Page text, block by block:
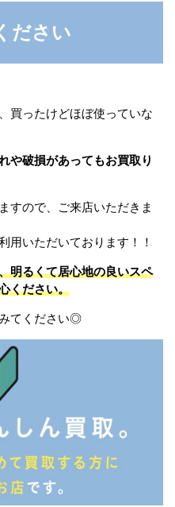
ださい
買ったけどほぼ使っていな
や破損があってもお買取り
すので、ご来店いただきま
用いただいております！！
明るくて居心地の良いスペ
ください。
てください◎